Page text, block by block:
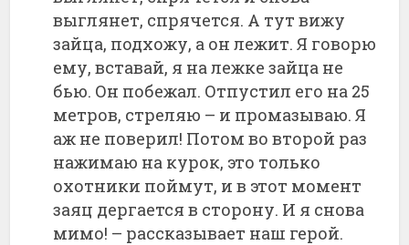
выглянет, спрячется. А тут вижу
зайца, подхожу, а он лежит. Я говорю
ему, вставай, я на лежке зайца не
бью. Он побежал. Отпустил его на 25
метров, стреляю – и промазываю. Я
аж не поверил! Потом во второй раз
нажимаю на курок, это только
охотники поймут, и в этот момент
заяц дергается в сторону. И я снова
мимо! – рассказывает наш герой.